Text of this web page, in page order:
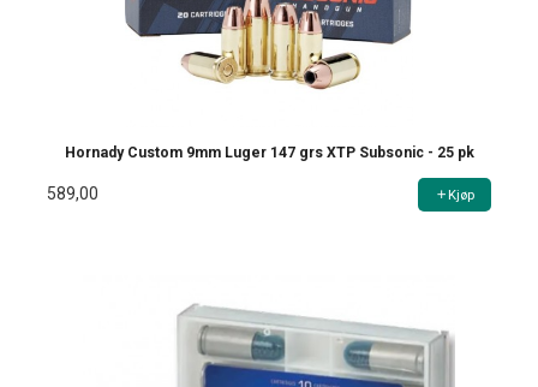
Hornady Custom 9mm Luger 147 grs XTP Subsonic - 25 pk
589,00 Kjøp